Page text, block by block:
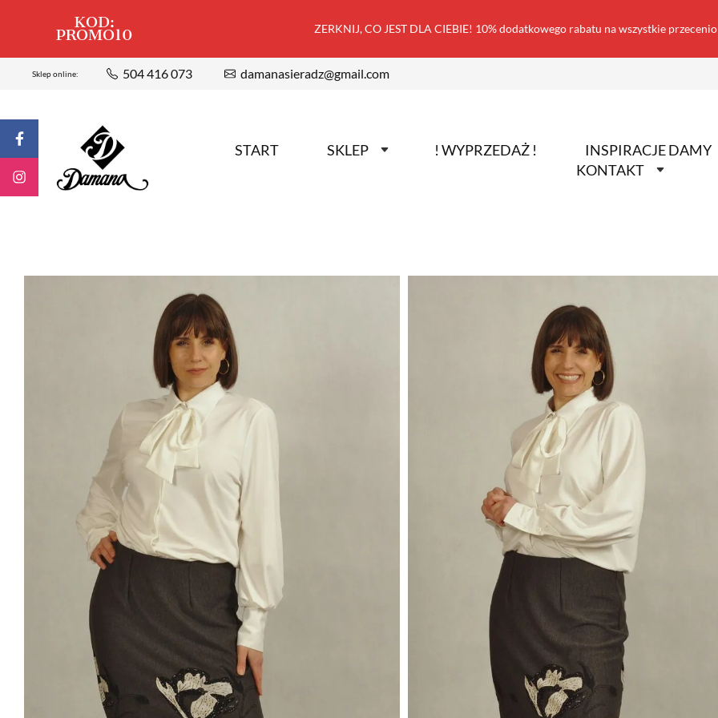
KOD:
PROMO10 ZERKNIJ, CO JEST DLA CIEBIE! 10% dodatkowego rabatu na wszystkie
Sklep online: 504 416 073 damanasieradz@gmail.com
START SKLEP ! WYPRZEDAŻ !
INSPIRACJE DAMY
KONTAKT